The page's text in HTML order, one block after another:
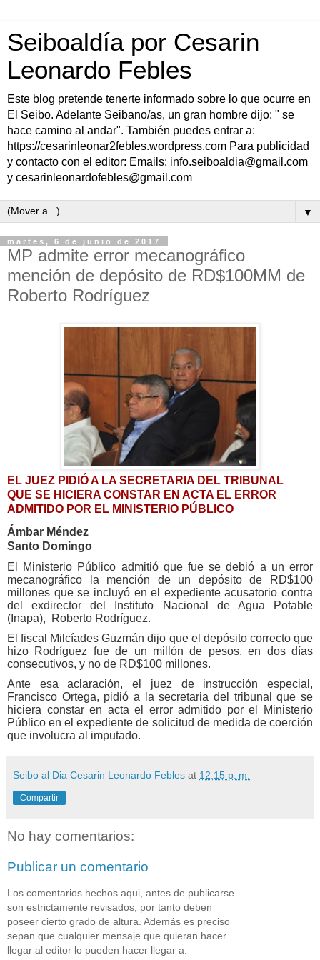
Seiboaldía por Cesarin
Leonardo Febles
Este blog pretende tenerte informado sobre lo que ocurre en
El Seibo. Adelante Seibano/as, un gran hombre dijo: " se
hace camino al andar". También puedes entrar a:
https://cesarinleonar2febles.wordpress.com Para publicidad
y contacto con el editor: Emails: info.seiboaldia@gmail.com
y cesarinleonardofebles@gmail.com
▼
martes, 6 de junio de 2017
MP admite error mecanográfico
mención de depósito de RD$100MM de
Roberto Rodríguez
EL JUEZ PIDIÓ A LA SECRETARIA DEL TRIBUNAL
QUE SE HICIERA CONSTAR EN ACTA EL ERROR
ADMITIDO POR EL MINISTERIO PÚBLICO
Ámbar Méndez
Santo Domingo
El Ministerio Público admitió que fue se debió a un error
mecanográfico la mención de un depósito de RD$100
millones que se incluyó en el expediente acusatorio contra
del exdirector del Instituto Nacional de Agua Potable
(Inapa), Roberto Rodríguez.
El fiscal Milcíades Guzmán dijo que el depósito correcto que
hizo Rodríguez fue de un millón de pesos, en dos días
consecutivos, y no de RD$100 millones.
Ante esa aclaración, el juez de instrucción especial,
Francisco Ortega, pidió a la secretaria del tribunal que se
hiciera constar en acta el error admitido por el Ministerio
Público en el expediente de solicitud de medida de coerción
que involucra al imputado.
Seibo al Dia Cesarin Leonardo Febles at 12:15 p. m.
Compartir
No hay comentarios:
Publicar un comentario
Los comentarios hechos aqui, antes de publicarse
son estrictamente revisados, por tanto deben
poseer cierto grado de altura. Además es preciso
sepan que cualquier mensaje que quieran hacer
llegar al editor lo pueden hacer llegar a: